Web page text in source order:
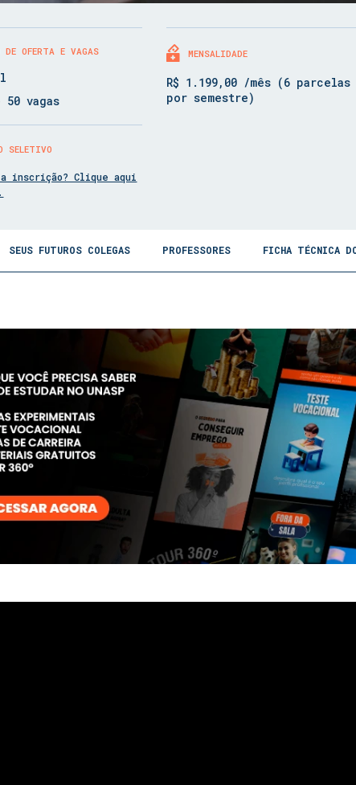
DE OFERTA E VAGAS
vagas
MENSALIDADE
R$ 1.199,00 /mês (6 parcelas
por semestre)
SELETIVO
inscrição? Clique aqui
SEUS FUTUROS COLEGAS PROFESSORES FICHA TÉCNICA